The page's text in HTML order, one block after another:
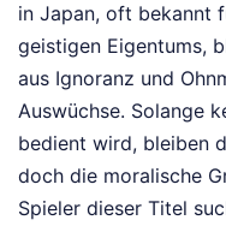
in Japan, oft bekannt
geistigen Eigentums,
aus Ignoranz und
Auswüchse. Solange
bedient wird, bleiben
doch die moralische
Spieler dieser Titel